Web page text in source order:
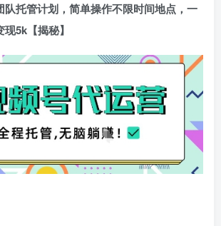
队托管计划，简单操作不限时间地点，一
5k【揭秘】